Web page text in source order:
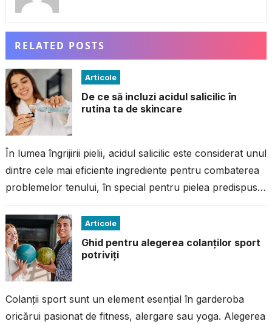
RELATED POSTS
Articole
De ce să incluzi acidul salicilic în
rutina ta de skincare
În lumea îngrijirii pielii, acidul salicilic este considerat unul
dintre cele mai eficiente ingrediente pentru combaterea
problemelor tenului, în special pentru pielea predispusă
Articole
Ghid pentru alegerea colanților sport
potriviți
Colanții sport sunt un element esențial în garderoba
oricărui pasionat de fitness, alergare sau yoga. Alegerea